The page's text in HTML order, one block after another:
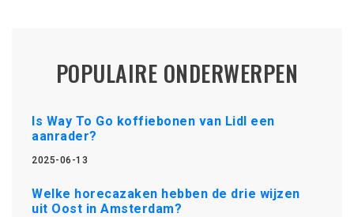
POPULAIRE ONDERWERPEN
Is Way To Go koffiebonen van Lidl een
aanrader?
2025-06-13
Welke horecazaken hebben de drie wijzen
uit Oost in Amsterdam?